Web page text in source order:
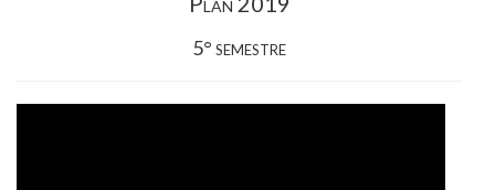
5° semestre